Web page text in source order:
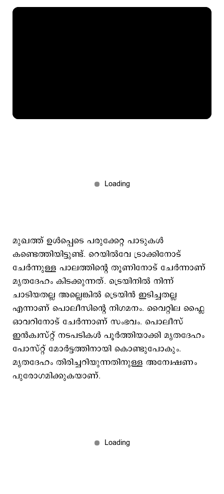
മുഖത്ത് ഉൾപ്പെടെ പരുക്കേറ്റ പാടുകൾ
കണ്ടെത്തിയിട്ടുണ്ട്. റെയിൽവേ ട്രാക്കിനോട്
ചേർന്നുള്ള പാലത്തിന്റെ തൂണിനോട് ചേർന്നാണ്
മൃതദേഹം കിടക്കുന്നത്. ട്രെയിനിൽ നിന്ന്
ചാടിയതല്ല അല്ലെങ്കിൽ ട്രെയിൻ ഇടിച്ചതല്ല
എന്നാണ് പൊലീസിന്റെ നിഗമനം. വൈറ്റില ഫ്ലൈ
ഓവറിനോട് ചേർന്നാണ് സംഭവം. പൊലീസ്
ഇൻക്വസ്റ്റ് നടപടികൾ പൂർത്തിയാക്കി മൃതദേഹം
പോസ്റ്റ് മോർട്ടത്തിനായി കൊണ്ടുപോകും.
മൃതദേഹം തിരിച്ചറിയുന്നതിനുള്ള അന്വേഷണം
പുരോഗമിക്കുകയാണ്.